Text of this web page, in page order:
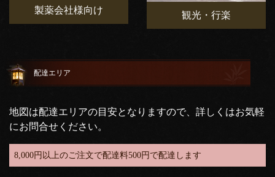
製薬会社様向け 観光・行楽
配達エリア
地図は配達エリアの目安となりますので、詳しくはお気軽
にお問合せください。
8,000円以上のご注文で配達料500円で配達します